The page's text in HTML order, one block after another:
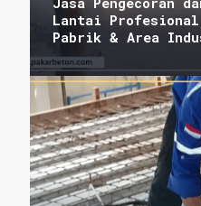
Lantai Profesional
Pabrik & Area